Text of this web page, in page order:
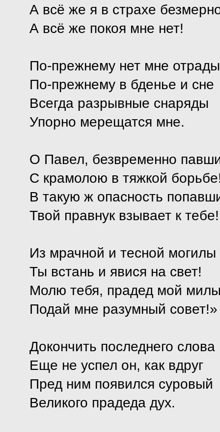
А всё же я в страхе
А всё же покоя мне нет!
По-прежнему нет мне
По-прежнему в бденье и сне
Всегда разрывные снаряды
Упорно мерещатся мне.
О Павел, безвременно
С крамолою в тяжкой
В такую ж опасность
Твой правнук взывает к тебе!
Из мрачной и тесной могилы
Ты встань и явися на свет!
Молю тебя, прадед мой
Подай мне разумный совет!»
Докончить последнего слова
Еще не успел он, как вдруг
Пред ним появился суровый
Великого прадеда дух.